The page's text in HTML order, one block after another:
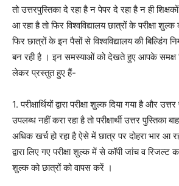
तो उत्तरपुस्तिका दे रहा है न पेपर दे रहा है न ही
आ रहा है तो फिर विश्वविद्यालय छात्रों के परीक्षा
फिर छात्रों के इन पैसों से विश्वविद्यालय की बिल्डिंग
बन रही है । इन समस्याओं को देखते हुए आपके समक्ष
लेकर प्रस्तुत हुए हैं-
1. परीक्षार्थियों द्वारा परीक्षा शुल्क दिया गया है और
उपलब्ध नहीं करा रहा है तो परीक्षार्थी उत्तर
अधिक खर्च हो रहा है ऐसे में छात्र पर दोहरा भार आ
द्वारा लिए गए परीक्षा शुल्क में से कॉपी जांच व रिजल्ट
शुल्क को छात्रों को वापस करें ।